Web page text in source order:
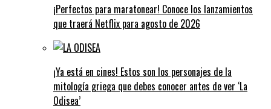
¡Perfectos para maratonear! Conoce los lanzamientos
que traerá Netflix para agosto de 2026
¡Ya está en cines! Estos son los personajes de la
mitología griega que debes conocer antes de ver ‘La
Odisea’